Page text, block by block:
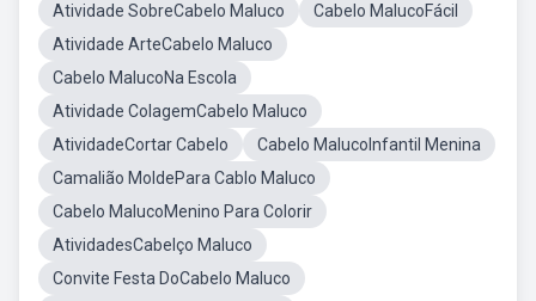
Atividade SobreCabelo Maluco
Cabelo MalucoFácil
Atividade ArteCabelo Maluco
Cabelo MalucoNa Escola
Atividade ColagemCabelo Maluco
AtividadeCortar Cabelo
Cabelo MalucoInfantil Menina
Camalião MoldePara Cablo Maluco
Cabelo MalucoMenino Para Colorir
AtividadesCabelço Maluco
Convite Festa DoCabelo Maluco